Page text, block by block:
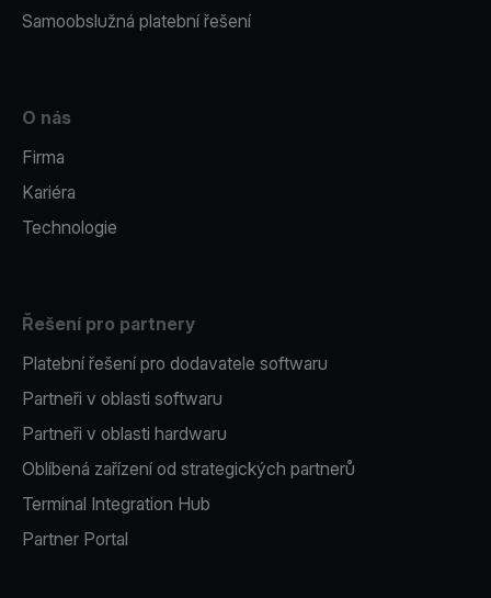
Samoobslužná platební řešení
O nás
Firma
Kariéra
Technologie
Řešení pro partnery
Platební řešení pro dodavatele softwaru
Partneři v oblasti softwaru
Partneři v oblasti hardwaru
Oblíbená zařízení od strategických partnerů
Terminal Integration Hub
Partner Portal